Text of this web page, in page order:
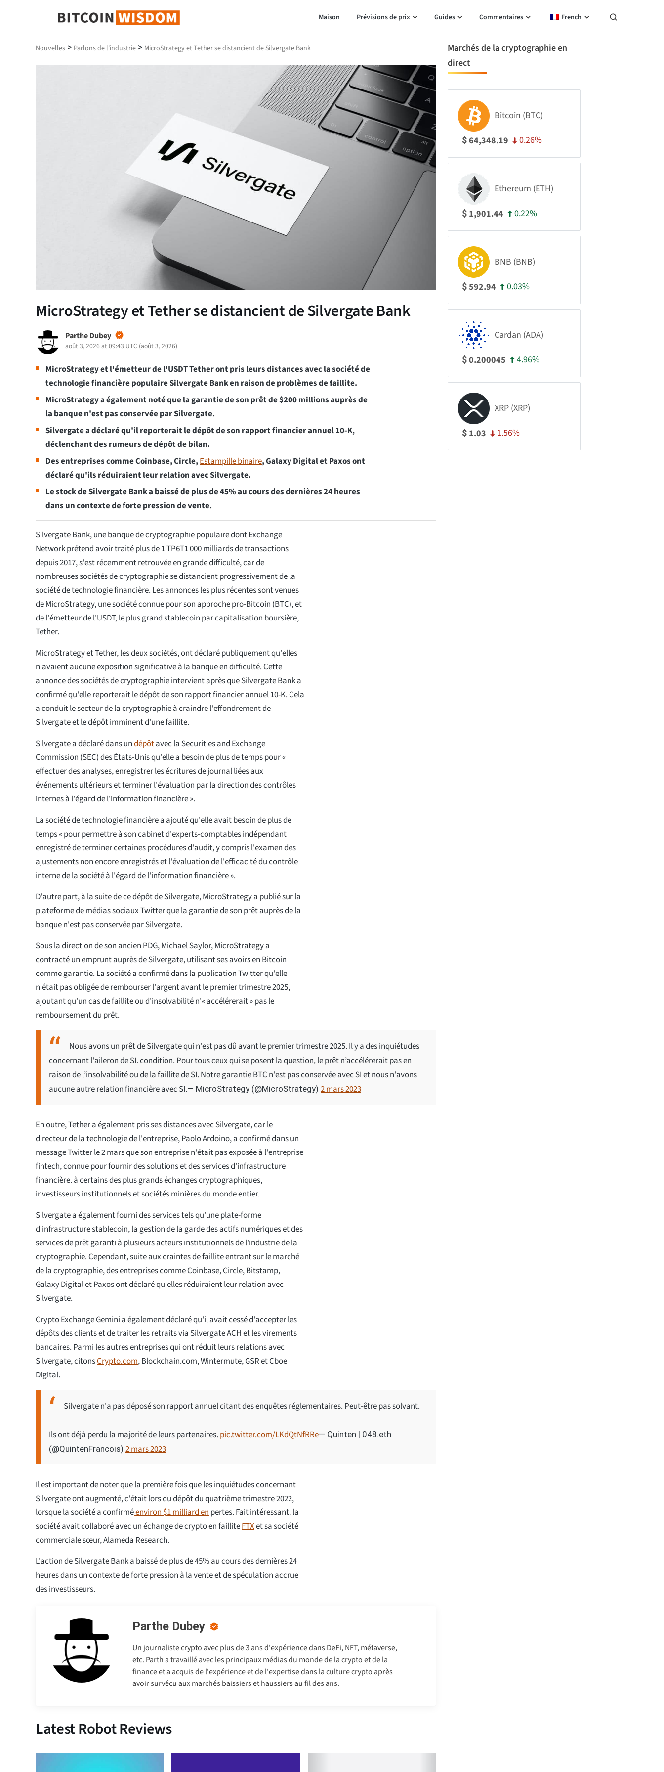
Bitcoin Sagesse
Maison Prévisions de prix Guides Commentaires French
Nouvelles > Parlons de l'industrie > MicroStrategy et Tether se distancient de Silvergate Bank
MicroStrategy et Tether se distancient de Silvergate Bank
Parthe Dubey
août 3, 2026 at 09:43 UTC (août 3, 2026)
MicroStrategy et l'émetteur de l'USDT Tether ont pris leurs distances avec la société de
technologie financière populaire Silvergate Bank en raison de problèmes de faillite.
MicroStrategy a également noté que la garantie de son prêt de $200 millions auprès de
la banque n'est pas conservée par Silvergate.
Silvergate a déclaré qu'il reporterait le dépôt de son rapport financier annuel 10-K,
déclenchant des rumeurs de dépôt de bilan.
Des entreprises comme Coinbase, Circle,Estampille binaire, Galaxy Digital et Paxos ont
déclaré qu'ils réduiraient leur relation avec Silvergate.
Le stock de Silvergate Bank a baissé de plus de 45% au cours des dernières 24 heures
dans un contexte de forte pression de vente.
Silvergate Bank, une banque de cryptographie populaire dont Exchange
Network prétend avoir traité plus de 1 TP6T1 000 milliards de transactions
depuis 2017, s'est récemment retrouvée en grande difficulté, car de
nombreuses sociétés de cryptographie se distancient progressivement de la
société de technologie financière. Les annonces les plus récentes sont venues
de MicroStrategy, une société connue pour son approche pro-Bitcoin (BTC), et
de l'émetteur de l'USDT, le plus grand stablecoin par capitalisation boursière,
Tether.
MicroStrategy et Tether, les deux sociétés, ont déclaré publiquement qu'elles
n'avaient aucune exposition significative à la banque en difficulté. Cette
annonce des sociétés de cryptographie intervient après que Silvergate Bank a
confirmé qu'elle reporterait le dépôt de son rapport financier annuel 10-K. Cela
a conduit le secteur de la cryptographie à craindre l'effondrement de
Silvergate et le dépôt imminent d'une faillite.
Silvergate a déclaré dans undépôtavec la Securities and Exchange
Commission (SEC) des États-Unis qu'elle a besoin de plus de temps pour «
effectuer des analyses, enregistrer les écritures de journal liées aux
événements ultérieurs et terminer l'évaluation par la direction des contrôles
internes à l'égard de l'information financière ».
La société de technologie financière a ajouté qu'elle avait besoin de plus de
temps « pour permettre à son cabinet d'experts-comptables indépendant
enregistré de terminer certaines procédures d'audit, y compris l'examen des
ajustements non encore enregistrés et l'évaluation de l'efficacité du contrôle
interne de la société à l'égard de l'information financière ».
D'autre part, à la suite de ce dépôt de Silvergate, MicroStrategy a publié sur la
plateforme de médias sociaux Twitter que la garantie de son prêt auprès de la
banque n'est pas conservée par Silvergate.
Sous la direction de son ancien PDG, Michael Saylor, MicroStrategy a
contracté un emprunt auprès de Silvergate, utilisant ses avoirs en Bitcoin
comme garantie. La société a confirmé dans la publication Twitter qu'elle
n'était pas obligée de rembourser l'argent avant le premier trimestre 2025,
ajoutant qu'un cas de faillite ou d'insolvabilité n'« accélérerait » pas le
remboursement du prêt.
Nous avons un prêt de Silvergate qui n'est pas dû avant le premier trimestre 2025. Il y a des inquiétudes
concernant l'aileron de SI. condition. Pour tous ceux qui se posent la question, le prêt n’accélérerait pas en
raison de l’insolvabilité ou de la faillite de SI. Notre garantie BTC n'est pas conservée avec SI et nous n'avons
aucune autre relation financière avec SI.— MicroStrategy (@MicroStrategy) 2 mars 2023
En outre, Tether a également pris ses distances avec Silvergate, car le
directeur de la technologie de l'entreprise, Paolo Ardoino, a confirmé dans un
message Twitter le 2 mars que son entreprise n'était pas exposée à l'entreprise
fintech, connue pour fournir des solutions et des services d'infrastructure
financière. à certains des plus grands échanges cryptographiques,
investisseurs institutionnels et sociétés minières du monde entier.
Silvergate a également fourni des services tels qu'une plate-forme
d'infrastructure stablecoin, la gestion de la garde des actifs numériques et des
services de prêt garanti à plusieurs acteurs institutionnels de l'industrie de la
cryptographie. Cependant, suite aux craintes de faillite entrant sur le marché
de la cryptographie, des entreprises comme Coinbase, Circle, Bitstamp,
Galaxy Digital et Paxos ont déclaré qu'elles réduiraient leur relation avec
Silvergate.
Crypto Exchange Gemini a également déclaré qu'il avait cessé d'accepter les
dépôts des clients et de traiter les retraits via Silvergate ACH et les virements
bancaires. Parmi les autres entreprises qui ont réduit leurs relations avec
Silvergate, citonsCrypto.com, Blockchain.com, Wintermute, GSR et Cboe
Digital.
Silvergate n'a pas déposé son rapport annuel citant des enquêtes réglementaires. Peut-être pas solvant.
Ils ont déjà perdu la majorité de leurs partenaires. pic.twitter.com/LKdQtNfRRe— Quinten | 048.eth
(@QuintenFrancois) 2 mars 2023
Il est important de noter que la première fois que les inquiétudes concernant
Silvergate ont augmenté, c'était lors du dépôt du quatrième trimestre 2022,
lorsque la société a confirméenviron $1 milliard en pertes. Fait intéressant, la
société avait collaboré avec un échange de crypto en failliteFTXet sa société
commerciale sœur, Alameda Research.
L'action de Silvergate Bank a baissé de plus de 45% au cours des dernières 24
heures dans un contexte de forte pression à la vente et de spéculation accrue
des investisseurs.
Parthe Dubey
Un journaliste crypto avec plus de 3 ans d'expérience dans DeFi, NFT, métaverse,
etc. Parth a travaillé avec les principaux médias du monde de la crypto et de la
finance et a acquis de l'expérience et de l'expertise dans la culture crypto après
avoir survécu aux marchés baissiers et haussiers au fil des ans.
Latest Robot Reviews
Marchés de la cryptographie en
direct
Bitcoin (BTC)
$64,348.19 0.26%
Ethereum (ETH)
$ 1,901.44 0.22%
BNB (BNB)
$592.94 0.03%
Cardan (ADA)
$0.200045 4.96%
XRP (XRP)
$ 1.03 1.56%